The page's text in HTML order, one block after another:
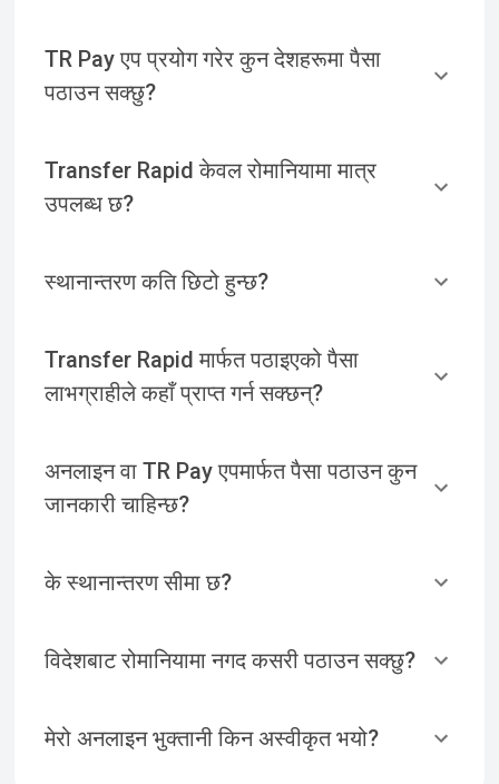
TR Pay एप प्रयोग गरेर कुन देशहरूमा पैसा
पठाउन सक्छु?
Transfer Rapid केवल रोमानियामा मात्र
उपलब्ध छ?
स्थानान्तरण कति छिटो हुन्छ?
Transfer Rapid मार्फत पठाइएको पैसा
लाभग्राहीले कहाँ प्राप्त गर्न सक्छन्?
अनलाइन वा TR Pay एपमार्फत पैसा पठाउन कुन
जानकारी चाहिन्छ?
के स्थानान्तरण सीमा छ?
विदेशबाट रोमानियामा नगद कसरी पठाउन सक्छु?
मेरो अनलाइन भुक्तानी किन अस्वीकृत भयो?